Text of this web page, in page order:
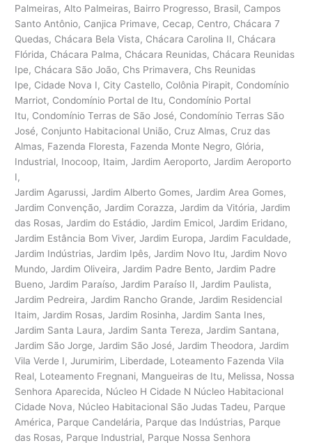
Palmeiras, Alto Palmeiras, Bairro Progresso, Brasil, Campos
Santo Antônio, Canjica Primave, Cecap, Centro, Chácara 7
Quedas, Chácara Bela Vista, Chácara Carolina II, Chácara
Flórida, Chácara Palma, Chácara Reunidas, Chácara Reunidas
Ipe, Chácara São João, Chs Primavera, Chs Reunidas
Ipe, Cidade Nova I, City Castello, Colônia Pirapit, Condomínio
Marriot, Condomínio Portal de Itu, Condomínio Portal
Itu, Condomínio Terras de São José, Condomínio Terras São
José, Conjunto Habitacional União, Cruz Almas, Cruz das
Almas, Fazenda Floresta, Fazenda Monte Negro, Glória,
Industrial, Inocoop, Itaim, Jardim Aeroporto, Jardim Aeroporto
I,
Jardim Agarussi, Jardim Alberto Gomes, Jardim Area Gomes,
Jardim Convenção, Jardim Corazza, Jardim da Vitória, Jardim
das Rosas, Jardim do Estádio, Jardim Emicol, Jardim Eridano,
Jardim Estância Bom Viver, Jardim Europa, Jardim Faculdade,
Jardim Indústrias, Jardim Ipês, Jardim Novo Itu, Jardim Novo
Mundo, Jardim Oliveira, Jardim Padre Bento, Jardim Padre
Bueno, Jardim Paraíso, Jardim Paraíso II, Jardim Paulista,
Jardim Pedreira, Jardim Rancho Grande, Jardim Residencial
Itaim, Jardim Rosas, Jardim Rosinha, Jardim Santa Ines,
Jardim Santa Laura, Jardim Santa Tereza, Jardim Santana,
Jardim São Jorge, Jardim São José, Jardim Theodora, Jardim
Vila Verde I, Jurumirim, Liberdade, Loteamento Fazenda Vila
Real, Loteamento Fregnani, Mangueiras de Itu, Melissa, Nossa
Senhora Aparecida, Núcleo H Cidade N Núcleo Habitacional
Cidade Nova, Núcleo Habitacional São Judas Tadeu, Parque
América, Parque Candelária, Parque das Indústrias, Parque
das Rosas, Parque Industrial, Parque Nossa Senhora